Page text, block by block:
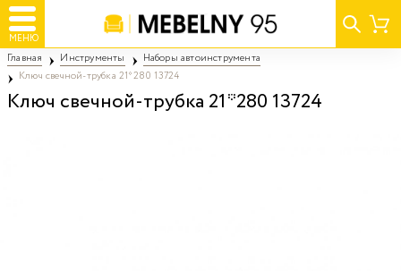
МЕНЮ
Главная Инструменты
Наборы автоинструмента
Ключ свечной-трубка 21*280 13724
Ключ свечной-трубка 21*280 13724